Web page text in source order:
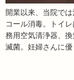
開業以来、当院で
コール消毒。トイ
務用空気清浄器、
滅菌。妊婦さんに